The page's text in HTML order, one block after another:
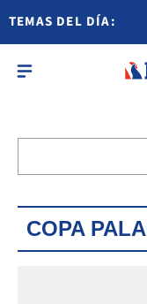
TEMAS DEL DÍA:
COPA